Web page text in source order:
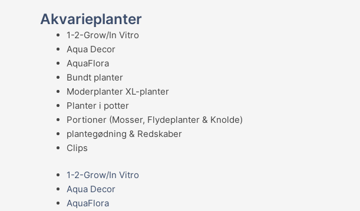
Akvarieplanter
1-2-Grow/In Vitro
Aqua Decor
AquaFlora
Bundt planter
Moderplanter XL-planter
Planter i potter
Portioner (Mosser, Flydeplanter & Knolde)
plantegødning & Redskaber
Clips
1-2-Grow/In Vitro
Aqua Decor
AquaFlora